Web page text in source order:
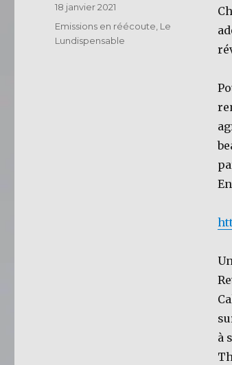
à
Publié
le
18 janvier 2021
Catégories
Emissions en réécoute, Le
Lundispensable